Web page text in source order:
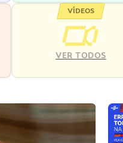
VÍDEOS
VER TODOS